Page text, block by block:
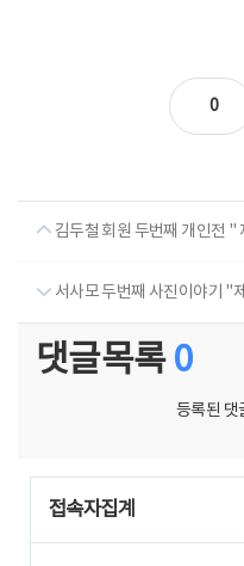
0
김두철 회원 두번째 개인전 "
서사모 두번째 사진이야기 "
댓글목록 0
등록된 댓
접속자집계